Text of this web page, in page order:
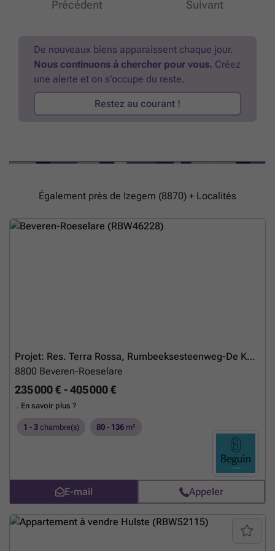
savoir plus ?Précédent Suivant
De nouveaux biens apparaissent chaque jour.
Nous continuons à chercher pour vous. Créez
une alerte et on s'occupe du reste.
Restez au courant !
Également près de Izegem (8870) + Localités
Projet: Res. Terra Rossa, Rumbeeksesteenweg-De Karre, Rumbeke
8800 Beveren-Roeselare
235 000 € - 405 000 €
. En savoir plus ?
1 - 3 chambre(s) 80 - 136 m²
E-mail Appeler